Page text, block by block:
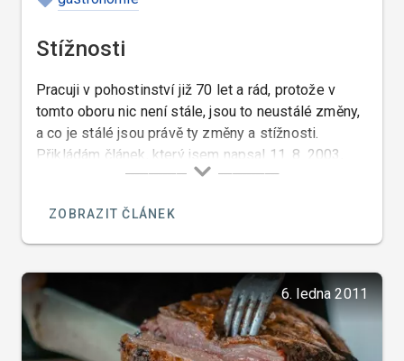
Stížnosti
Pracuji v pohostinství již 70 let a rád, protože v
tomto oboru nic není stále, jsou to neustálé změny,
a co je stálé jsou právě ty změny a stížnosti.
Přikládám článek, který jsem napsal 11. 8. 2003,
který je toho důkazem…
ZOBRAZIT ČLÁNEK
6. ledna 2011